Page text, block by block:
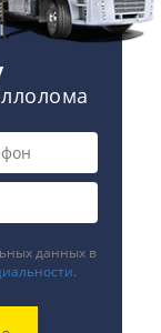
данных в
.